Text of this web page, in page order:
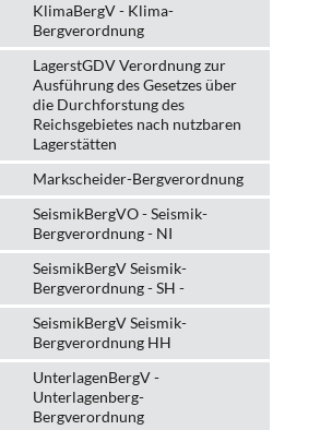
KlimaBergV - Klima-
Bergverordnung
LagerstGDV Verordnung zur
Ausführung des Gesetzes über
die Durchforstung des
Reichsgebietes nach nutzbaren
Lagerstätten
Markscheider-Bergverordnung
SeismikBergVO - Seismik-
Bergverordnung - NI
SeismikBergV Seismik-
Bergverordnung - SH -
SeismikBergV Seismik-
Bergverordnung HH
UnterlagenBergV -
Unterlagenberg-
Bergverordnung